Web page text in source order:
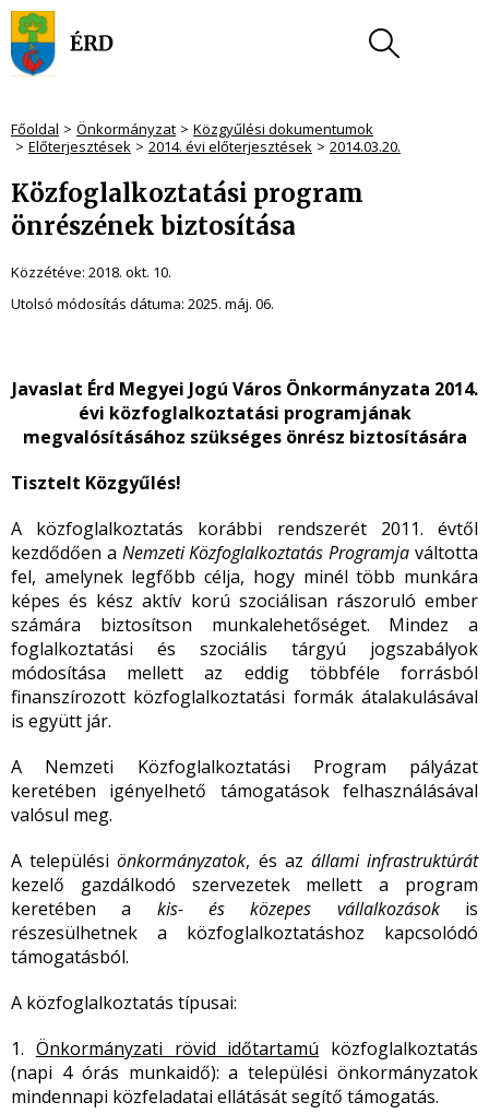
Főoldal Önkormányzat
Közgyűlési dokumentumok
Előterjesztések
2014. évi előterjesztések 2014.03.20.
Közfoglalkoztatási program
önrészének biztosítása
Közzétéve: 2018. okt. 10.
Utolsó módosítás dátuma: 2025. máj. 06.
Javaslat Érd Megyei Jogú Város Önkormányzata 2014.
évi közfoglalkoztatási programjának
megvalósításához szükséges önrész biztosítására
Tisztelt Közgyűlés!
A közfoglalkoztatás korábbi rendszerét 2011. évtől
kezdődően a Nemzeti Közfoglalkoztatás Programja váltotta
fel, amelynek legfőbb célja, hogy minél több munkára
képes és kész aktív korú szociálisan rászoruló ember
számára biztosítson munkalehetőséget. Mindez a
foglalkoztatási és szociális tárgyú jogszabályok
módosítása mellett az eddig többféle forrásból
finanszírozott közfoglalkoztatási formák átalakulásával
is együtt jár.
A Nemzeti Közfoglalkoztatási Program pályázat
keretében igényelhető támogatások felhasználásával
valósul meg.
A településiönkormányzatok, és az állami infrastruktúrát
kezelő gazdálkodó szervezetek mellett a program
keretében a kis- és közepes vállalkozásokis
részesülhetnek a közfoglalkoztatáshoz kapcsolódó
támogatásból.
A közfoglalkoztatás típusai:
1. Önkormányzati rövid időtartamú közfoglalkoztatás
(napi 4 órás munkaidő): a települési önkormányzatok
mindennapi közfeladatai ellátását segítő támogatás.